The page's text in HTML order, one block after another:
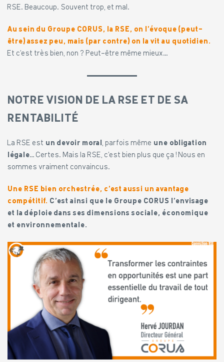
RSE. Beaucoup. Souvent trop, et mal.
Au sein du Groupe CORUS, la RSE, on l’évoque (peut-
être) assez peu, mais (par contre) on la vit au quotidien.
Et c’est très bien, non ? Peut-être même mieux…
NOTRE VISION DE LA RSE ET DE SA
RENTABILITÉ
La RSE est un devoir moral , parfois même une obligation
légale… Certes. Mais la RSE, c’est bien plus que ça ! Nous en
sommes vraiment convaincus.
Une RSE bien orchestrée, c’est aussi un avantage
compétitif. C’est ainsi que le Groupe CORUS l’envisage
et la déploie dans ses dimensions sociale, économique
et environnementale.